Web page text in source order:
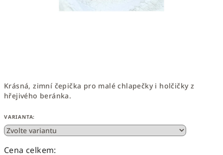
Krásná, zimní čepička pro malé chlapečky i holčičky z
hřejivého beránka.
VARIANTA: